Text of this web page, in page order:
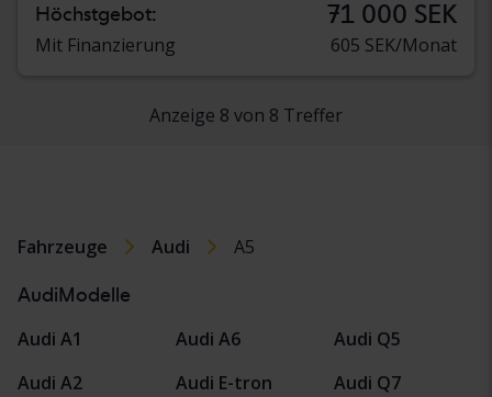
Höchstgebot: 71 000 SEK
Mit Finanzierung 605 SEK/Monat
Anzeige 8 von 8 Treffer
Fahrzeuge Audi A5
AudiModelle
Audi A1
Audi A2
Audi A6
Audi E-tron
Audi Q5
Audi Q7